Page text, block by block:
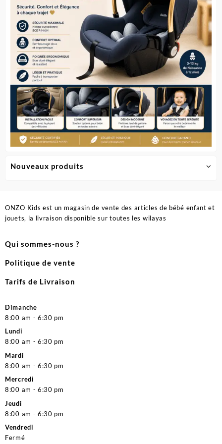
Nouveaux produits
choisies
page
du
produit
ONZO Kids est un magasin de vente des articles de bébé enfant et
jouets, la livraison disponible sur toutes les wilayas
Qui sommes-nous ?
Politique de vente
Tarifs de Livraison
Dimanche
8:00 am - 6:30 pm
Lundi
8:00 am - 6:30 pm
Mardi
8:00 am - 6:30 pm
Mercredi
8:00 am - 6:30 pm
Jeudi
8:00 am - 6:30 pm
Vendredi
Fermé